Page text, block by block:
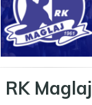
RK Maglaj